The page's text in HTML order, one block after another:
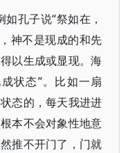
如孔子说“祭如在，
神不是现成的和先
以生成或显现。海
状态”。比如一扇
态的，每天我进进
本不会对象性地意
推不开门了，门就